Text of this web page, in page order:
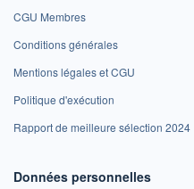
CGU Membres
Conditions générales
Mentions légales et CGU
Politique d'exécution
Rapport de meilleure sélection 2024
Données personnelles